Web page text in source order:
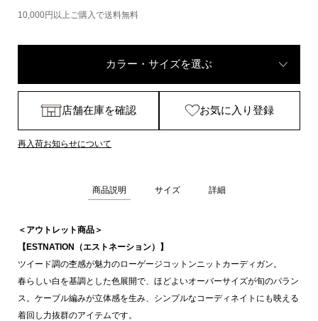
10,000円以上ご購入で送料無料
カラー・サイズを選ぶ
店舗在庫を確認 お気に入り登録
再入荷お知らせについて
商品説明 サイズ 詳細
＜アウトレット商品＞
【ESTNATION（エストネーション）】
ツイード調の杢感が魅力のローゲージコットンニットカーディガン。
春らしい白を基調とした色展開で、ほどよいオーバーサイズが旬のバラン
ス。ケーブル編みが立体感を生み、シンプルなコーディネイトにも映える
着回し力抜群のアイテムです。